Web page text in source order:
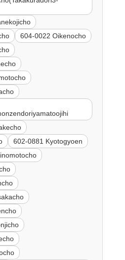
604-0022 Oikenocho
602-0881 Kyotogyoen